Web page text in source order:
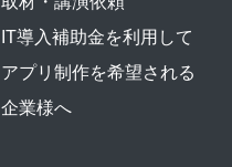
IT導入補助金を利用して
アプリ制作を希望される
企業様へ